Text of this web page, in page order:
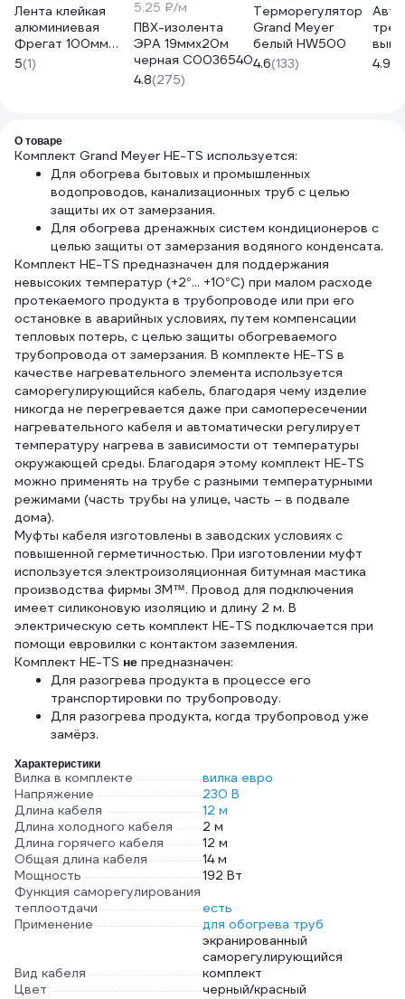
Лента клейкая
алюминиевая
Фрегат 100мм
50м АЛ1005040С
5(1)
5.25 ₽/м
ПВХ-изолента
ЭРА 19ммх20м
черная C0036540
4.8(275)
Терморегулятор
Grand Meyer
белый HW500
4.6(133)
c
4.9
О товаре
Комплект Grand Meyer HE-TS используется:
Для обогрева бытовых и промышленных
водопроводов, канализационных труб с целью
защиты их от замерзания.
Для обогрева дренажных систем кондиционеров с
целью защиты от замерзания водяного конденсата.
Комплект HE-TS предназначен для поддержания
невысоких температур (+2°... +10°С) при малом расходе
протекаемого продукта в трубопроводе или при его
остановке в аварийных условиях, путем компенсации
тепловых потерь, с целью защиты обогреваемого
трубопровода от замерзания. В комплекте HE-TS в
качестве нагревательного элемента используется
саморегулирующийся кабель, благодаря чему изделие
никогда не перегревается даже при самопересечении
нагревательного кабеля и автоматически регулирует
температуру нагрева в зависимости от температуры
окружающей среды. Благодаря этому комплект HE-TS
можно применять на трубе с разными температурными
режимами (часть трубы на улице, часть – в подвале
дома).
Муфты кабеля изготовлены в заводских условиях с
повышенной герметичностью. При изготовлении муфт
используется электроизоляционная битумная мастика
производства фирмы 3M™. Провод для подключения
имеет силиконовую изоляцию и длину 2 м. В
электрическую сеть комплект HE-TS подключается при
помощи евровилки с контактом заземления.
Комплект HE-TS не предназначен:
Для разогрева продукта в процессе его
транспортировки по трубопроводу.
Для разогрева продукта, когда трубопровод уже
замёрз.
Характеристики
Вилка в комплекте
вилка евро
Напряжение
230 В
Длина кабеля
12 м
Длина холодного кабеля
2 м
Длина горячего кабеля
12 м
Общая длина кабеля
14 м
Мощность
192 Вт
Функция саморегулирования
теплоотдачи
есть
Применение
для обогрева труб
Вид кабеля
экранированный
саморегулирующийся
комплект
Цвет
черный/красный